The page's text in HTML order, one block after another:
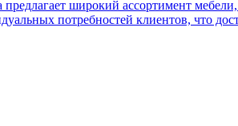
широкий ассортимент
потребностей клиентов, что